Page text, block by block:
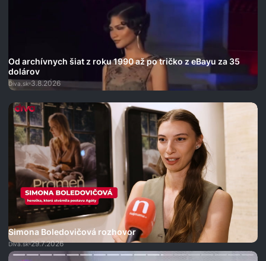
Od archívnych šiat z roku 1990 až po tričko z eBayu za 35
dolárov
Diva.sk 3.8.2026
Simona Boledovičová rozhovor
Diva.sk 29.7.2026